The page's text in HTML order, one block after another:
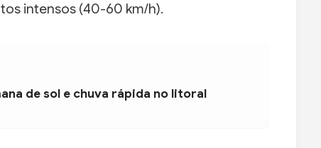
intensos (40-60 km/h).
de sol e chuva rápida no litoral